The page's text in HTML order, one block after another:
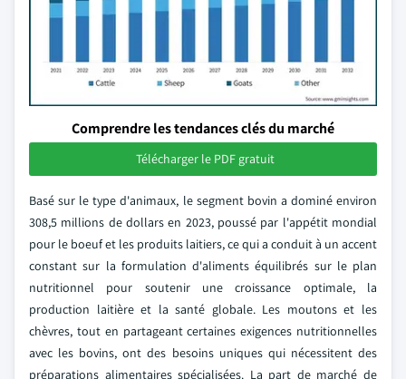
Comprendre les tendances clés du marché
Télécharger le PDF gratuit
Basé sur le type d'animaux, le segment bovin a dominé environ
308,5 millions de dollars en 2023, poussé par l'appétit mondial
pour le boeuf et les produits laitiers, ce qui a conduit à un accent
constant sur la formulation d'aliments équilibrés sur le plan
nutritionnel pour soutenir une croissance optimale, la
production laitière et la santé globale. Les moutons et les
chèvres, tout en partageant certaines exigences nutritionnelles
avec les bovins, ont des besoins uniques qui nécessitent des
préparations alimentaires spécialisées. La part de marché de